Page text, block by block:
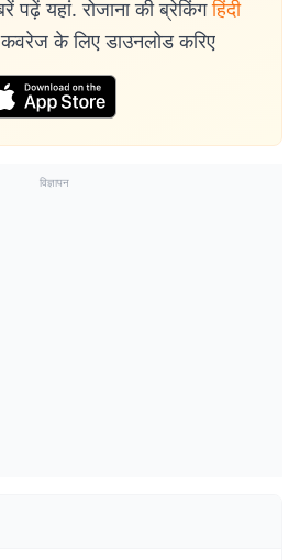
पढ़ें यहां. रोजाना की ब्रेकिंग हिंदी
के लिए डाउनलोड करिए
विज्ञापन